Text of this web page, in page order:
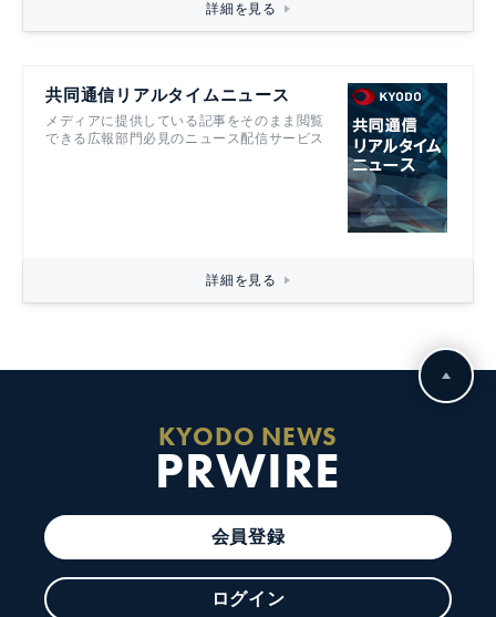
詳細を見る
共同通信リアルタイムニュース
メディアに提供している記事をそのまま閲覧
できる広報部門必見のニュース配信サービス
詳細を見る
KYODO NEWS
PRWIRE
会員登録
ログイン